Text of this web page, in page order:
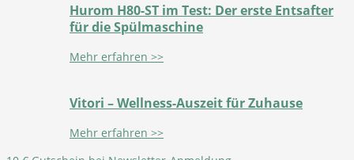
Hurom H80-ST im Test: Der erste Entsafter
für die Spülmaschine
Mehr erfahren >>
Vitori – Wellness-Auszeit für Zuhause
Mehr erfahren >>